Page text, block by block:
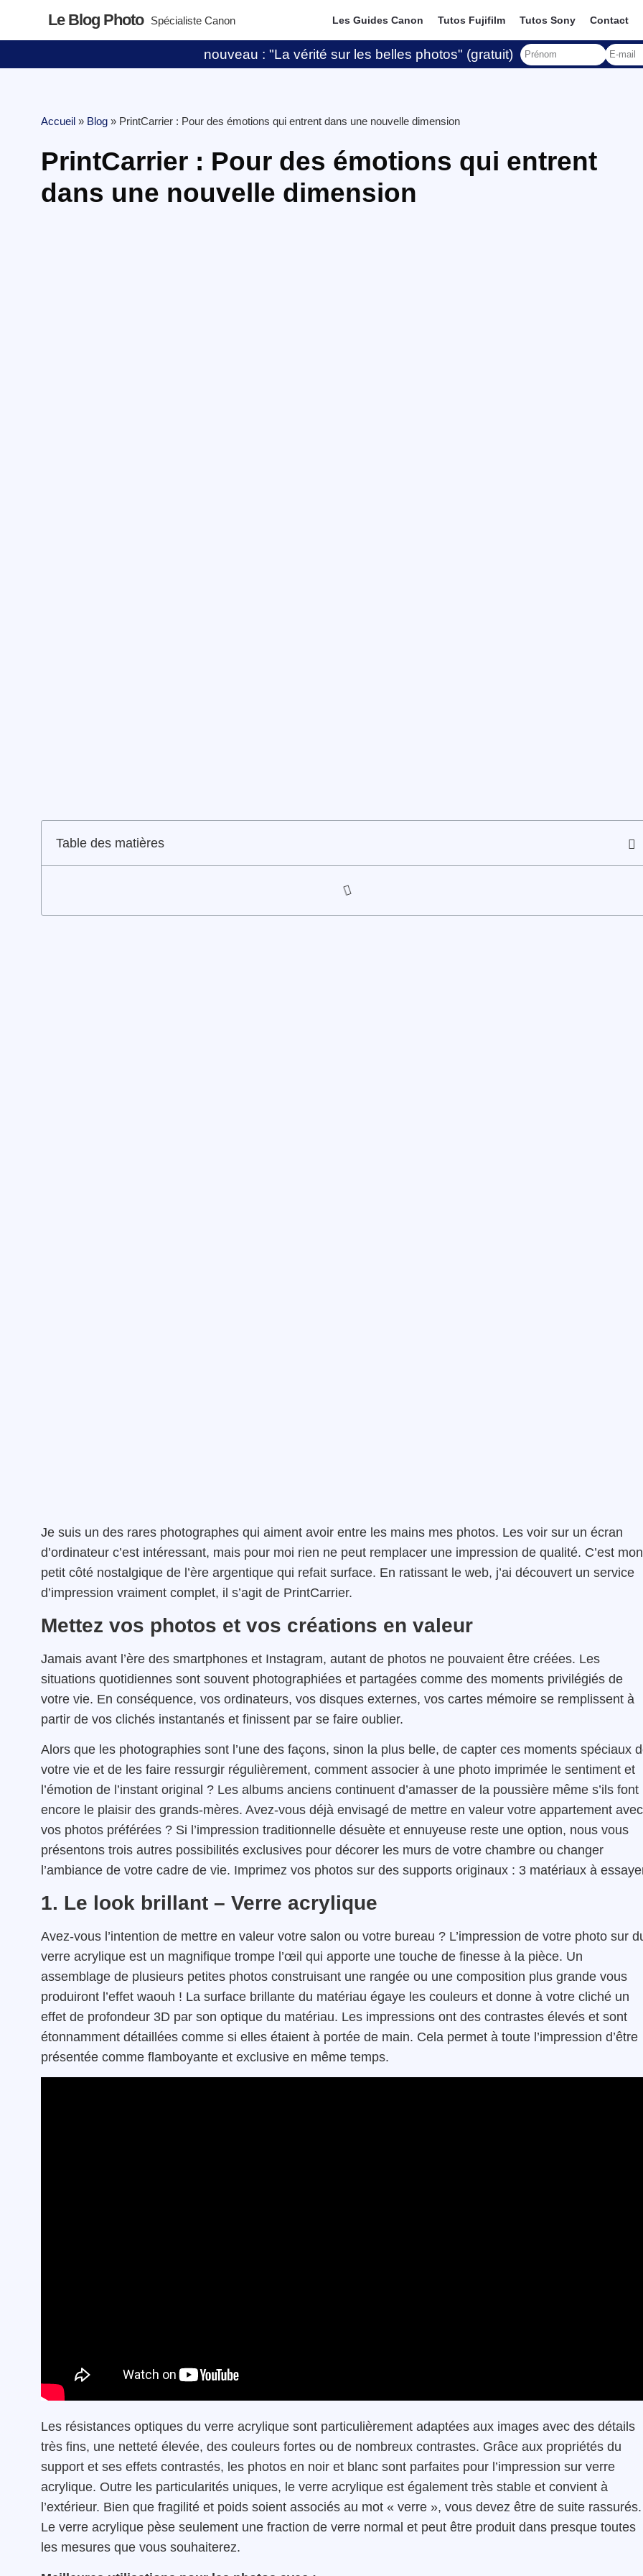
Le Blog Photo Spécialiste Canon Les Guides Canon Tutos Fujifilm Tutos Sony Contact
nouveau : "La vérité sur les belles photos" (gratuit)
Accueil » Blog » PrintCarrier : Pour des émotions qui entrent dans une nouvelle dimension
PrintCarrier : Pour des émotions qui entrent
dans une nouvelle dimension
Table des matières
Je suis un des rares photographes qui aiment avoir entre les mains mes photos. Les voir sur un écran
d’ordinateur c’est intéressant, mais pour moi rien ne peut remplacer une impression de qualité. C’est mon
petit côté nostalgique de l’ère argentique qui refait surface. En ratissant le web, j’ai découvert un service
d’impression vraiment complet, il s’agit de PrintCarrier.
Mettez vos photos et vos créations en valeur
Jamais avant l’ère des smartphones et Instagram, autant de photos ne pouvaient être créées. Les
situations quotidiennes sont souvent photographiées et partagées comme des moments privilégiés de
votre vie. En conséquence, vos ordinateurs, vos disques externes, vos cartes mémoire se remplissent à
partir de vos clichés instantanés et finissent par se faire oublier.
Alors que les photographies sont l’une des façons, sinon la plus belle, de capter ces moments spéciaux
votre vie et de les faire ressurgir régulièrement, comment associer à une photo imprimée le sentiment et
l’émotion de l’instant original ? Les albums anciens continuent d’amasser de la poussière même s’ils font
encore le plaisir des grands-mères. Avez-vous déjà envisagé de mettre en valeur votre appartement avec
vos photos préférées ? Si l’impression traditionnelle désuète et ennuyeuse reste une option, nous vous
présentons trois autres possibilités exclusives pour décorer les murs de votre chambre ou changer
l’ambiance de votre cadre de vie. Imprimez vos photos sur des supports originaux : 3 matériaux à
1. Le look brillant – Verre acrylique
Avez-vous l’intention de mettre en valeur votre salon ou votre bureau ? L’impression de votre photo sur
verre acrylique est un magnifique trompe l’œil qui apporte une touche de finesse à la pièce. Un
assemblage de plusieurs petites photos construisant une rangée ou une composition plus grande vous
produiront l’effet waouh ! La surface brillante du matériau égaye les couleurs et donne à votre cliché un
effet de profondeur 3D par son optique du matériau. Les impressions ont des contrastes élevés et sont
étonnamment détaillées comme si elles étaient à portée de main. Cela permet à toute l’impression d’être
présentée comme flamboyante et exclusive en même temps.
Les résistances optiques du verre acrylique sont particulièrement adaptées aux images avec des détails
très fins, une netteté élevée, des couleurs fortes ou de nombreux contrastes. Grâce aux propriétés du
support et ses effets contrastés, les photos en noir et blanc sont parfaites pour l’impression sur verre
acrylique. Outre les particularités uniques, le verre acrylique est également très stable et convient à
l’extérieur. Bien que fragilité et poids soient associés au mot « verre », vous devez être de suite rassurés.
Le verre acrylique pèse seulement une fraction de verre normal et peut être produit dans presque toutes
les mesures que vous souhaiterez.